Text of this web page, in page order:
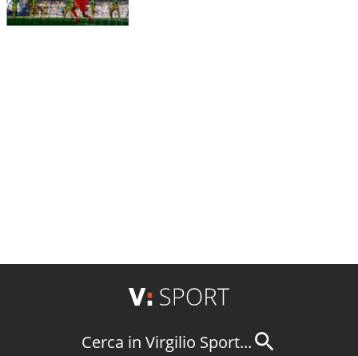
Cerca in Virgilio Sport...